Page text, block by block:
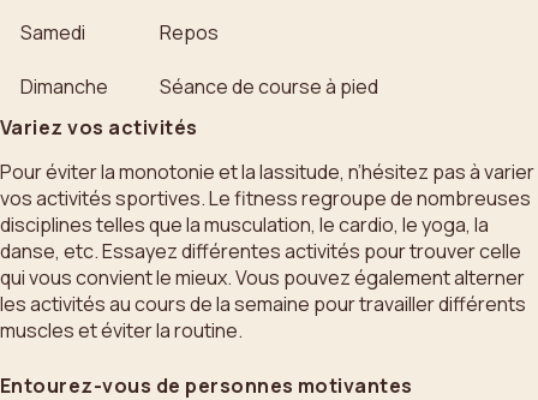
Samedi Repos
Dimanche
Séance de course à pied
Variez vos activités
Pour éviter la monotonie et la lassitude, n’hésitez pas à varier
vos activités sportives. Le fitness regroupe de nombreuses
disciplines telles que la musculation, le cardio, le yoga, la
danse, etc. Essayez différentes activités pour trouver celle
qui vous convient le mieux. Vous pouvez également alterner
les activités au cours de la semaine pour travailler différents
muscles et éviter la routine.
Entourez-vous de personnes motivantes